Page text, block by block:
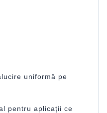
uniformă pe
pentru aplicații ce